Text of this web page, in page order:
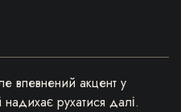
впевнений акцент у
рухатися далі.